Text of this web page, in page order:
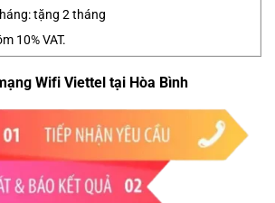
tặng 2 tháng
10% VAT.
Wifi Viettel tại Hòa Bình